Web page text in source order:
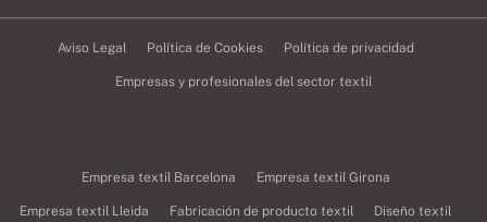
Aviso Legal Política de Cookies Política de privacidad
Empresas y profesionales del sector textil
Empresa textil Barcelona Empresa textil Girona
Empresa textil Lleida Fabricación de producto textil Diseño textil